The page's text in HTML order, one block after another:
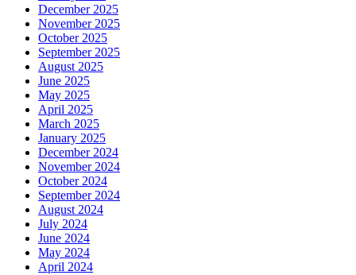
December 2025
November 2025
October 2025
September 2025
August 2025
June 2025
May 2025
April 2025
March 2025
January 2025
December 2024
November 2024
October 2024
September 2024
August 2024
July 2024
June 2024
May 2024
April 2024